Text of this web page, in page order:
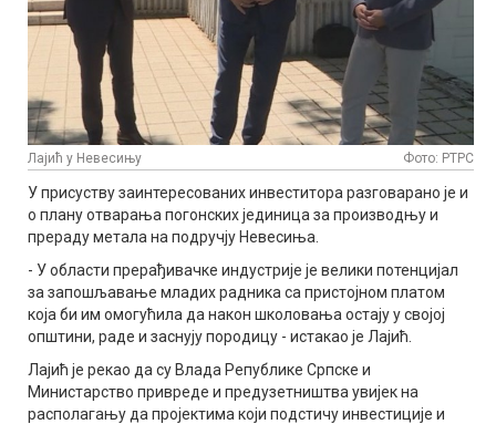
Лајић у Невесињу Фото: РТРС
У присуству заинтересованих инвеститора разговарано је и
о плану отварања погонских јединица за производњу и
прераду метала на подручју Невесиња.
- У области прерађивачке индустрије је велики потенцијал
за запошљавање младих радника са пристојном платом
која би им омогућила да након школовања остају у својој
општини, раде и заснују породицу - истакао је Лајић.
Лајић је рекао да су Влада Републике Српске и
Министарство привреде и предузетништва увијек на
располагању да пројектима који подстичу инвестиције и